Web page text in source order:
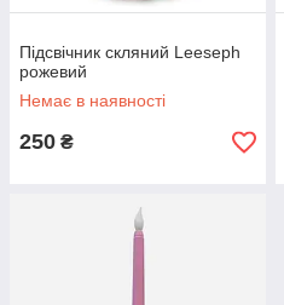
Підсвічник скляний Leeseph
рожевий
Немає в наявності
250 ₴